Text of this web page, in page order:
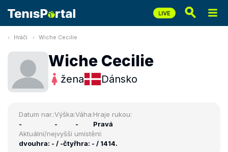
Hráči Wiche Cecilie
Wiche Cecilie
žena Dánsko
Datum nar.:
-
Výška:
-
Váha:
-
Hraje rukou:
Pravá
Aktuální/nejvyšší umístění:
dvouhra: - / -čtyřhra: - / 1414.